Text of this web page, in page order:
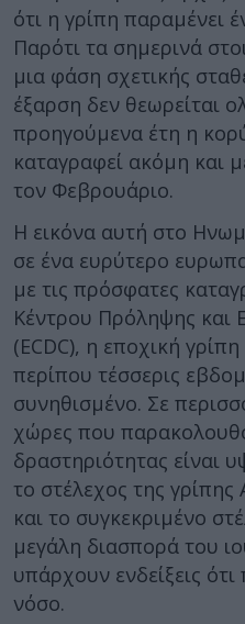
ότι η γρίπη παραμένει
Παρότι τα σημερινά
μια φάση σχετικής
έξαρση δεν θεωρείται
προηγούμενα έτη η
καταγραφεί ακόμη και
τον Φεβρουάριο.
Η εικόνα αυτή στο
σε ένα ευρύτερο
με τις πρόσφατες
Κέντρου Πρόληψης και
(ECDC), η εποχική
περίπου τέσσερις
συνηθισμένο. Σε
χώρες που
δραστηριότητας είναι
το στέλεχος της
και το συγκεκριμένο
μεγάλη διασπορά του
υπάρχουν ενδείξεις
νόσο.